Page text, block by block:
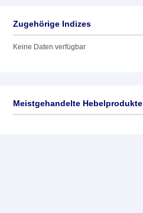
Zugehörige Indizes
Keine Daten verfügbar
Meistgehandelte Hebelprodukte